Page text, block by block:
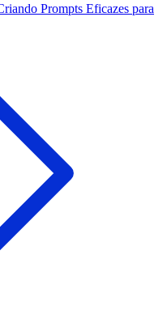
Prompts Eficazes para